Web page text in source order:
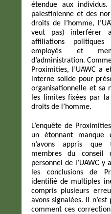
étendue aux
palestinienne et des
droits de l’homme,
veut pas) interférer
affiliations
employés et
d’administration.
Proximities, l’UAWC a
interne solide pour
organisationnelle et sa
les limites fixées par
droits de l’homme.
L’enquête de
un étonnant manque
n’avons appris que
membres du conseil
personnel de l’UAWC y
les conclusions de
identifié de multiples
compris plusieurs
avons signalées. Il
comment ces